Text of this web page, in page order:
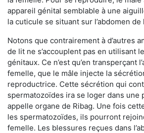
appareil génital semblable à une
la cuticule se situant sur l’abdomen de
Notons que contrairement à d’autres
de lit ne s’accouplent pas en utilisant
génitaux. Ce n’est qu’en transperçant
femelle, que le mâle injecte la
reproductrice. Cette sécrétion qui
spermatozoïdes ira se loger dans une
appelle organe de Ribag. Une fois
les spermatozoïdes, ils pourront
femelle. Les blessures reçues dans